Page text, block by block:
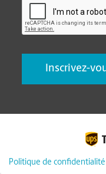
Politique de confidentialité